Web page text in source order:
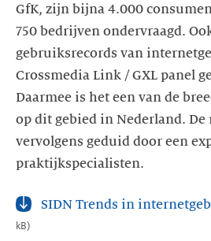
GfK, zijn bijna 4.000
750 bedrijven ondervraagd.
gebruiksrecords van
Crossmedia Link / GXL panel
Daarmee is het een van de
op dit gebied in Nederland.
vervolgens geduid door een
praktijkspecialisten.
SIDN Trends in
kB)